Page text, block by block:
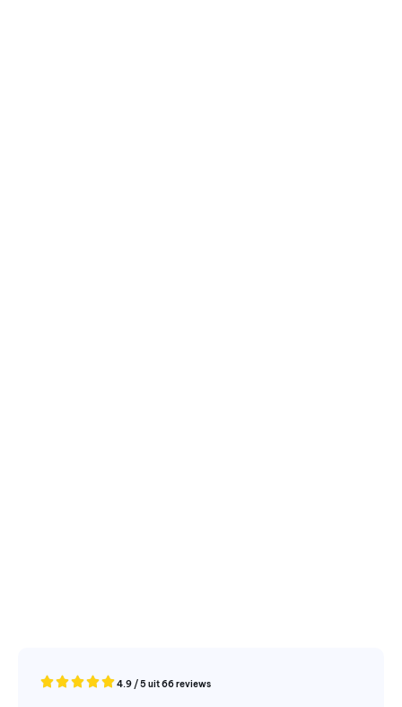
4.9 / 5 uit 66 reviews